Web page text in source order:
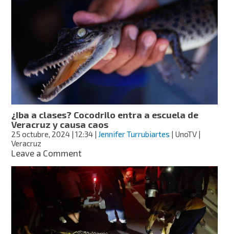
Tabasco!
Cocodrilo
atrapa
y
mata
a
un
hombre
¿Iba a clases? Cocodrilo entra a escuela de
Veracruz y causa caos
25 octubre, 2024 | 12:34 | Jennifer Turrubiartes | UnoTV |
Veracruz
Leave a Commenton
a
clases?
Cocodrilo
entra
escuela